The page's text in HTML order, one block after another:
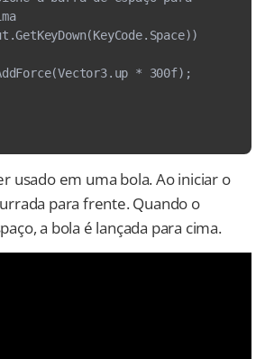
(Input.GetKeyDown(KeyCode.Space))
rb.AddForce(Vector3.up * 300f);
usado em uma bola. Ao iniciar o
para frente. Quando o
a bola é lançada para cima.